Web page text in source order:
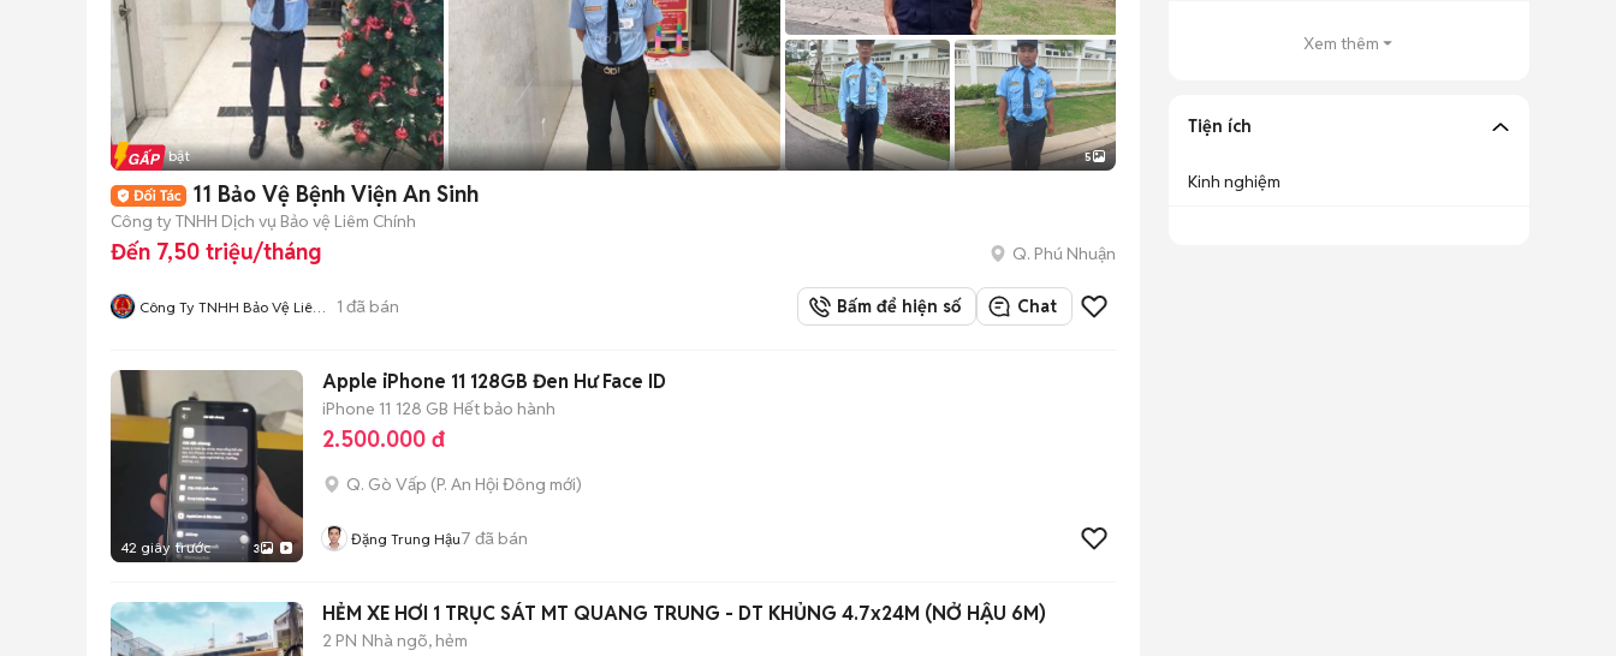
Tin nổi bật 5
11 Bảo Vệ Bệnh Viện An Sinh
Công ty TNHH Dịch vụ Bảo vệ Liêm Chính
Đến 7,50 triệu/tháng Q. Phú Nhuận
Công Ty TNHH Bảo Vệ Liêm
1 đã bán Bấm để hiện số Chat
42 giây trước 3
Apple iPhone 11 128GB Đen Hư Face ID
iPhone 11 128 GB Hết bảo hành
2.500.000 đ
Q. Gò Vấp (P. An Hội Đông mới)
Đặng Trung Hậu7 đã bán
HẺM XE HƠI 1 TRỤC SÁT MT QUANG TRUNG - DT KHỦNG 4.7x24M (NỞ HẬU 6M)
2 PN Nhà ngõ, hẻm
Xem thêm
Tiện ích
Kinh nghiệm